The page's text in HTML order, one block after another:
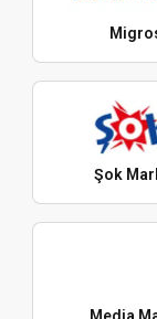
Şok
Media